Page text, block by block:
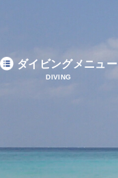
ダイビングメニュー
DIVING